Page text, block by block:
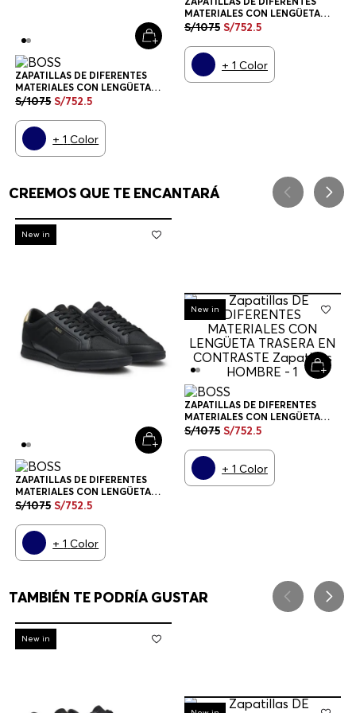
ZAPATILLAS DE DIFERENTES
MATERIALES CON LENGÜETA
TRASERA EN CONTRASTE
S/1075 S/752.5
+1 Color
MATERIALES CON LENGÜETA
TRASERA EN CONTRASTE
S/1075 S/752.5
+ 1 Color
CREEMOS QUE TE ENCANTARÁ
-30%
New in
ZAPATILLAS DE DIFERENTES
MATERIALES CON LENGÜETA
TRASERA EN CONTRASTE
ZAPATILLAS HOMBRE
S/1075 S/752.5
+1 Color
-30%
New in
ZAPATILLAS DE DIFERENTES
MATERIALES CON LENGÜETA
TRASERA EN CONTRASTE
S/1075 S/752.5
+ 1 Color
TAMBIÉN TE PODRÍA GUSTAR
-30%
New in
-30%